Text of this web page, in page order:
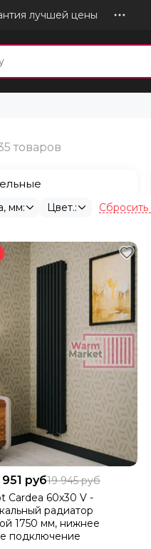
лучшей цены
мм: Цвет.: Сбросить
951 руб19 945 руб
Cardea 60х30 V -
радиатор
1750 мм, нижнее
подключение